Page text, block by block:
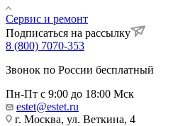
Сервис и ремонт
Подписаться на рассылку
8 (800) 7070-353
Звонок по России бесплатный
Пн-Пт с 9:00 до 18:00 Мск
estet@estet.ru
г. Москва, ул. Веткина, 4